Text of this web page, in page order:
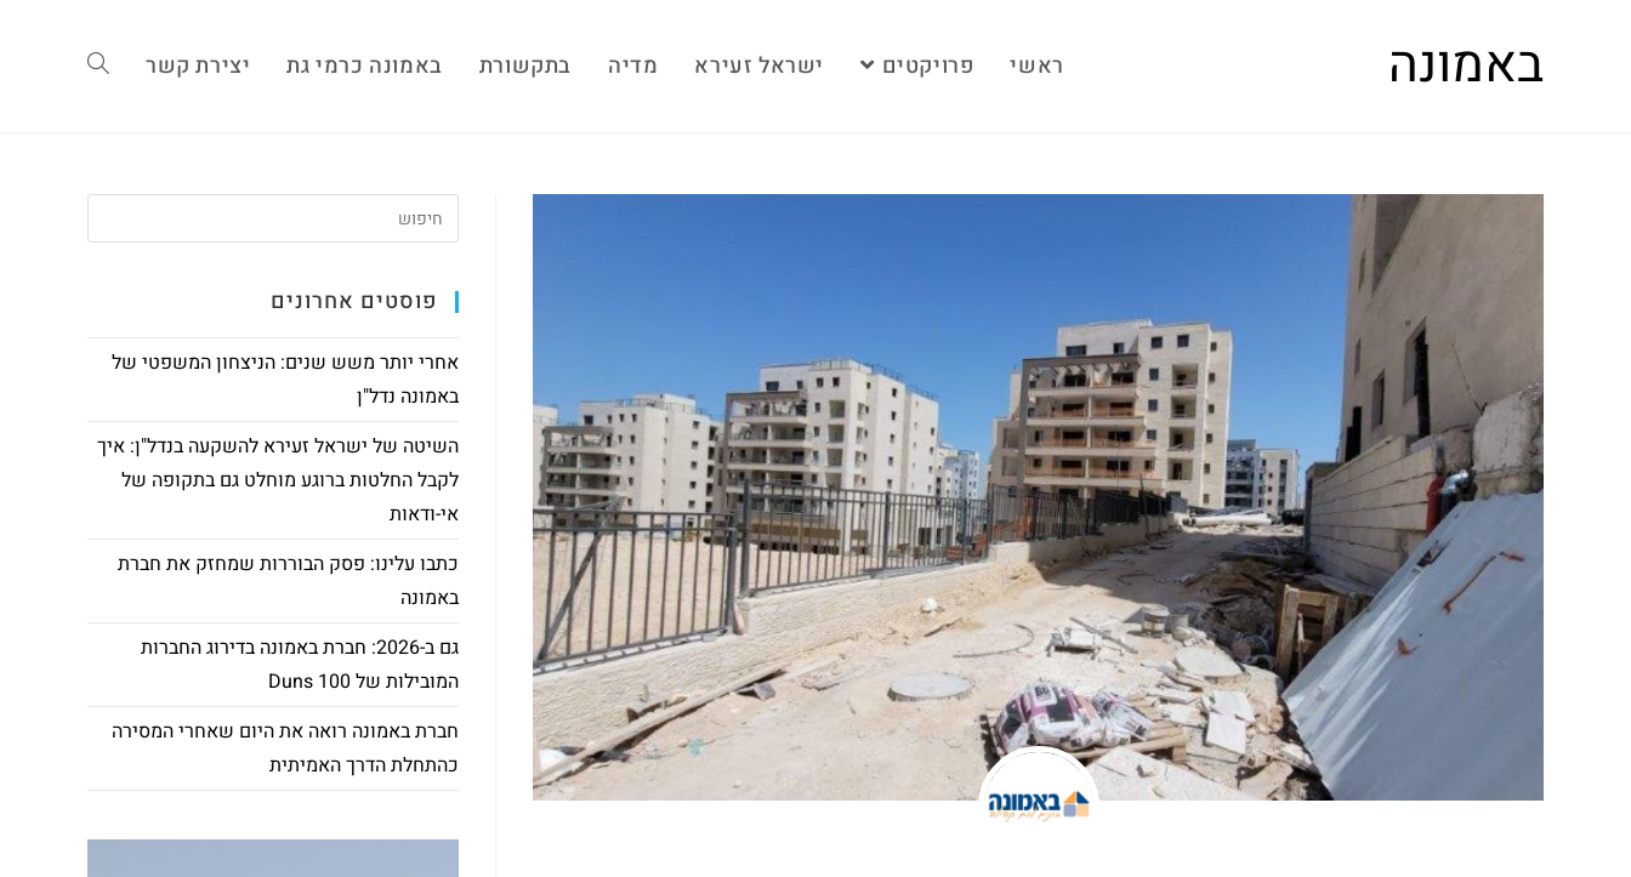
באמונה ראשי פרויקטים ישראל זעירא מדיה בתקשורת באמונה כרמי גת יצירת קשר
פוסטים אחרונים
אחרי יותר משש שנים: הניצחון המשפטי של
באמונה נדל"ן
השיטה של ישראל זעירא להשקעה בנדל"ן: איך
לקבל החלטות ברוגע מוחלט גם בתקופה של
אי-ודאות
כתבו עלינו: פסק הבוררות שמחזק את חברת
באמונה
גם ב-2026: חברת באמונה בדירוג החברות
המובילות של Duns 100
חברת באמונה רואה את היום שאחרי המסירה
כהתחלת הדרך האמיתית